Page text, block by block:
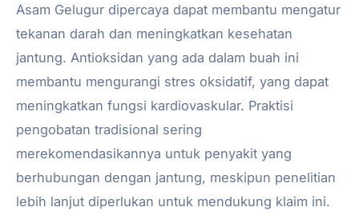
Asam Gelugur dipercaya dapat membantu mengatur
tekanan darah dan meningkatkan kesehatan
jantung. Antioksidan yang ada dalam buah ini
membantu mengurangi stres oksidatif, yang dapat
meningkatkan fungsi kardiovaskular. Praktisi
pengobatan tradisional sering
merekomendasikannya untuk penyakit yang
berhubungan dengan jantung, meskipun penelitian
lebih lanjut diperlukan untuk mendukung klaim ini.